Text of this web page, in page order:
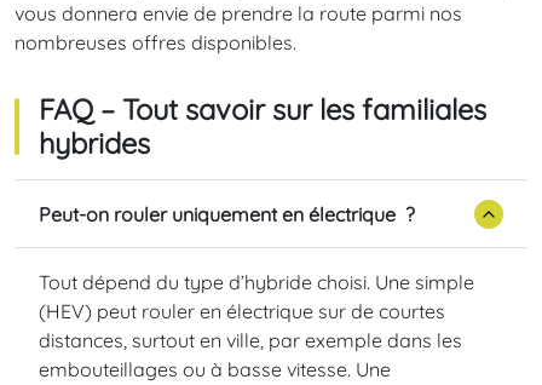
vous donnera envie de prendre la route parmi nos
nombreuses offres disponibles.
FAQ – Tout savoir sur les familiales
hybrides
Peut-on rouler uniquement en électrique ?
Tout dépend du type d’hybride choisi. Une simple
(HEV) peut rouler en électrique sur de courtes
distances, surtout en ville, par exemple dans les
embouteillages ou à basse vitesse. Une